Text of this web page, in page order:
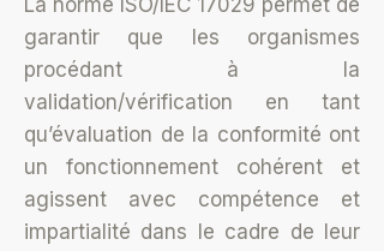
La norme ISO/IEC 17029 permet de
garantir que les organismes
procédant à la
validation/vérification en tant
qu’évaluation de la conformité ont
un fonctionnement cohérent et
agissent avec compétence et
impartialité dans le cadre de leur